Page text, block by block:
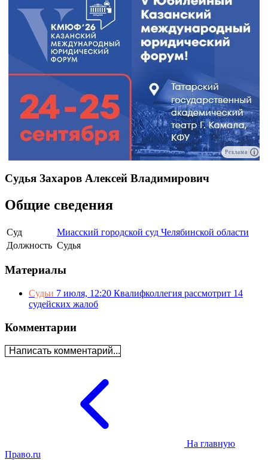
Реклама
Судья Захаров Алексей Владимирович
Общие сведения
Суд
Миасский городской суд Челябинской области
Должность Судья
Материалы
Судьи 7 июля, 12:20 Квалифколлегия рассмотрит 14
судейских жалоб
Комментарии
Написать комментарий...
На главную
Право.ru